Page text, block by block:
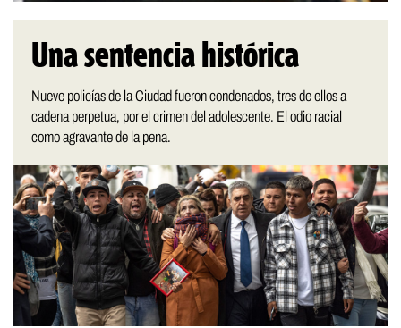
Una sentencia histórica
Nueve policías de la Ciudad fueron condenados, tres de ellos a
cadena perpetua, por el crimen del adolescente. El odio racial
como agravante de la pena.